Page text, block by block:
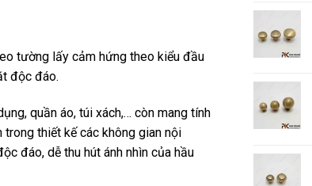
tường lấy cảm hứng theo kiểu đầu
độc đáo.
quần áo, túi xách,… còn mang tính
thiết kế các không gian nội
đáo, dễ thu hút ánh nhìn của hầu